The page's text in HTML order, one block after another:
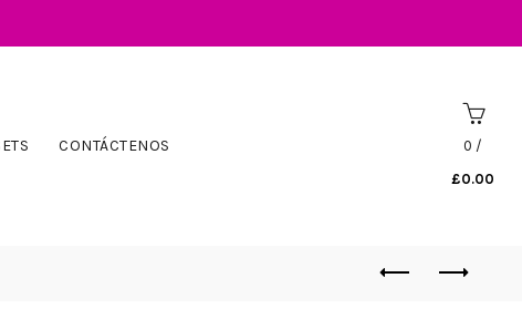
CONTÁCTENOS 0 /
£0.00